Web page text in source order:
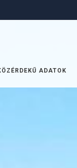
ADATOK